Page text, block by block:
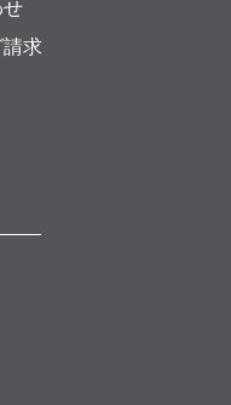
せ
求